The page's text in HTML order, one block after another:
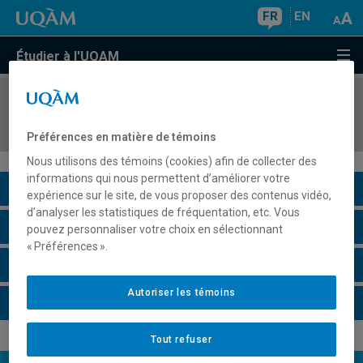
FR EN
Étudier à l'UQAM
COURS//
Description du cours
Horaire - Été 2026
Préférences en matière de témoins
Nous utilisons des témoins (cookies) afin de collecter des
informations qui nous permettent d’améliorer votre
expérience sur le site, de vous proposer des contenus vidéo,
d’analyser les statistiques de fréquentation, etc. Vous
pouvez personnaliser votre choix en sélectionnant
« Préférences ».
Tout refuser
Autoriser les témoins